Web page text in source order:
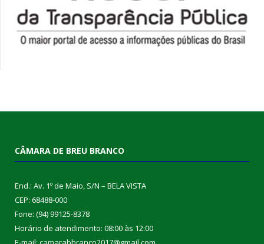
CÂMARA DE BREU BRANCO
End.: Av. 1º de Maio, S/N – BELA VISTA
CEP: 68488-000
Fone: (94) 99125-8378
Horário de atendimento: 08:00 às 12:00